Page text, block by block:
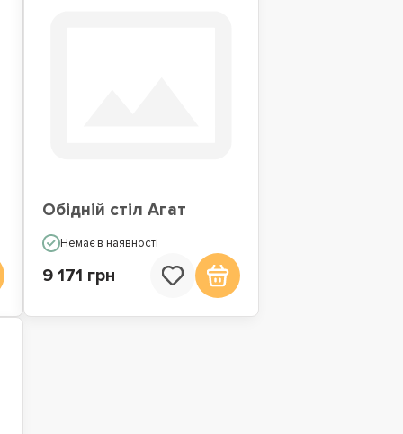
Обідній стіл Агат
Немає в наявності
9 171 грн